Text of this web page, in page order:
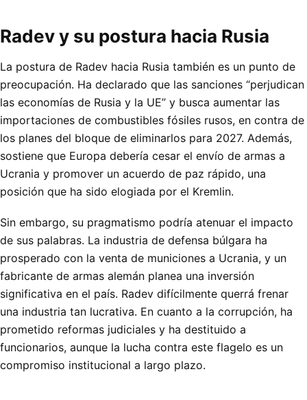
Radev y su postura hacia Rusia
La postura de Radev hacia Rusia también es un punto de
preocupación. Ha declarado que las sanciones “perjudican
las economías de Rusia y la UE” y busca aumentar las
importaciones de combustibles fósiles rusos, en contra de
los planes del bloque de eliminarlos para 2027. Además,
sostiene que Europa debería cesar el envío de armas a
Ucrania y promover un acuerdo de paz rápido, una
posición que ha sido elogiada por el Kremlin.
Sin embargo, su pragmatismo podría atenuar el impacto
de sus palabras. La industria de defensa búlgara ha
prosperado con la venta de municiones a Ucrania, y un
fabricante de armas alemán planea una inversión
significativa en el país. Radev difícilmente querrá frenar
una industria tan lucrativa. En cuanto a la corrupción, ha
prometido reformas judiciales y ha destituido a
funcionarios, aunque la lucha contra este flagelo es un
compromiso institucional a largo plazo.